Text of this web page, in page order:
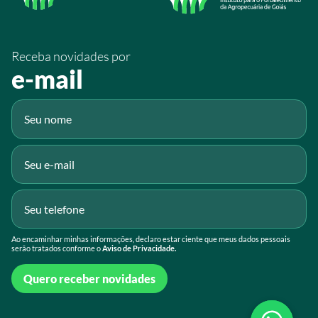
/SistemaFaeg
Receba novidades por
e-mail
Ao encaminhar minhas informações, declaro estar ciente que meus dados pessoais
serão tratados conforme oAviso de Privacidade.
Quero receber novidades